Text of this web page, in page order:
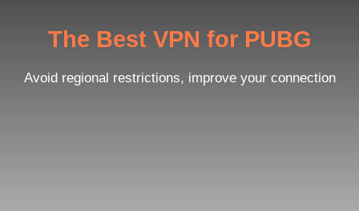
The Best VPN for PUBG
Avoid regional restrictions, improve your connection